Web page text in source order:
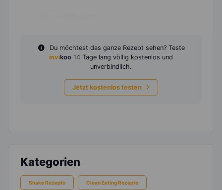
Du möchtest das ganze Rezept sehen? Teste
invikoo 14 Tage lang völlig kostenlos und
unverbindlich.
Jetzt kostenlos testen
Kategorien
Shake Rezepte Clean Eating Rezepte